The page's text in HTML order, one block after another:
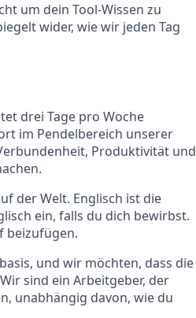
um dein Tool-Wissen zu
wider, wie wir jeden Tag
drei Tage pro Woche
im Pendelbereich unserer
Produktivität und
der Welt. Englisch ist die
ein, falls du dich bewirbst.
beizufügen.
und wir möchten, dass die
sind ein Arbeitgeber, der
unabhängig davon, wie du